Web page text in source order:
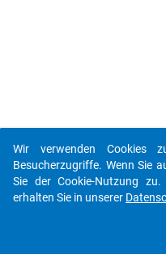
Wir verwenden Cookies
Besucherzugriffe. Wenn Sie
Sie der Cookie-Nutzung
erhalten Sie in unserer